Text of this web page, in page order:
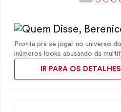
Pronta pra se jogar no universo
inúmeros looks abusando da
IR PARA OS